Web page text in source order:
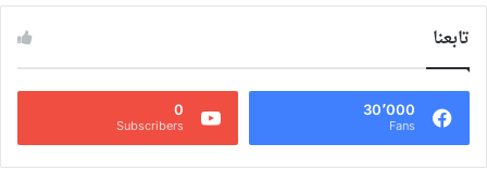
تابعنا
30٬000
Fans
0
Subscribers